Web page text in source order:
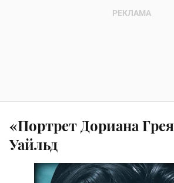
«Портрет Дориана
Уайльд